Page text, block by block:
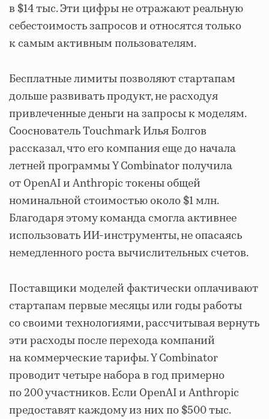
в $14 тыс. Эти цифры не отражают реальную
себестоимость запросов и относятся только
к самым активным пользователям.
Бесплатные лимиты позволяют стартапам
дольше развивать продукт, не расходуя
привлеченные деньги на запросы к моделям.
Сооснователь Touchmark Илья Болгов
рассказал, что его компания еще до начала
летней программы Y Combinator получила
от OpenAI и Anthropic токены общей
номинальной стоимостью около $1 млн.
Благодаря этому команда смогла активнее
использовать ИИ-инструменты, не опасаясь
немедленного роста вычислительных счетов.
Поставщики моделей фактически оплачивают
стартапам первые месяцы или годы работы
со своими технологиями, рассчитывая вернуть
эти расходы после перехода компаний
на коммерческие тарифы. Y Combinator
проводит четыре набора в год примерно
по 200 участников. Если OpenAI и Anthropic
предоставят каждому из них по $500 тыс.